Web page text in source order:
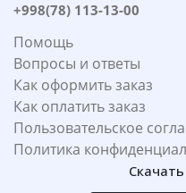
+998(78) 113-13-00
Помощь
Вопросы и ответы
Как оформить заказ
Как оплатить заказ
Пользовательское
Политика